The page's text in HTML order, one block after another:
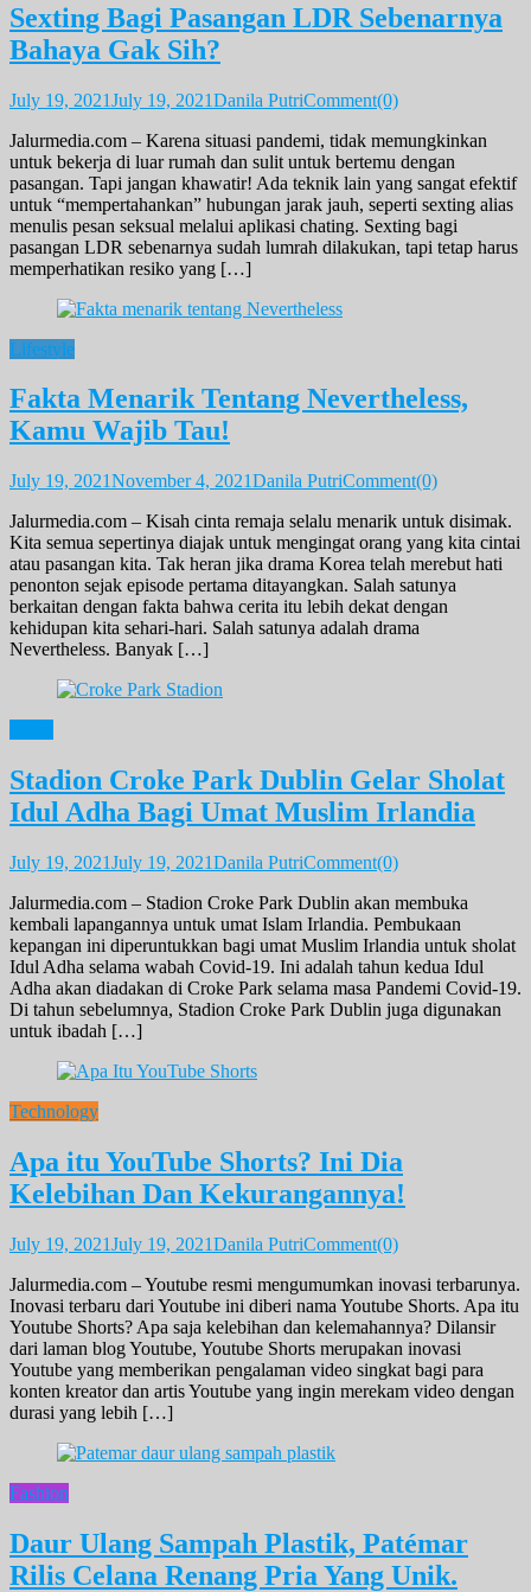
Sexting Bagi Pasangan LDR Sebenarnya
Bahaya Gak Sih?
July 19, 2021July 19, 2021Danila PutriComment(0)
Jalurmedia.com – Karena situasi pandemi, tidak memungkinkan
untuk bekerja di luar rumah dan sulit untuk bertemu dengan
pasangan. Tapi jangan khawatir! Ada teknik lain yang sangat efektif
untuk “mempertahankan” hubungan jarak jauh, seperti sexting alias
menulis pesan seksual melalui aplikasi chating. Sexting bagi
pasangan LDR sebenarnya sudah lumrah dilakukan, tapi tetap harus
memperhatikan resiko yang […]
Lifestyle
Fakta Menarik Tentang Nevertheless,
Kamu Wajib Tau!
July 19, 2021November 4, 2021Danila PutriComment(0)
Jalurmedia.com – Kisah cinta remaja selalu menarik untuk disimak.
Kita semua sepertinya diajak untuk mengingat orang yang kita cintai
atau pasangan kita. Tak heran jika drama Korea telah merebut hati
penonton sejak episode pertama ditayangkan. Salah satunya
berkaitan dengan fakta bahwa cerita itu lebih dekat dengan
kehidupan kita sehari-hari. Salah satunya adalah drama
Nevertheless. Banyak […]
Stadion Croke Park Dublin Gelar Sholat
Idul Adha Bagi Umat Muslim Irlandia
July 19, 2021July 19, 2021Danila PutriComment(0)
Jalurmedia.com – Stadion Croke Park Dublin akan membuka
kembali lapangannya untuk umat Islam Irlandia. Pembukaan
kepangan ini diperuntukkan bagi umat Muslim Irlandia untuk sholat
Idul Adha selama wabah Covid-19. Ini adalah tahun kedua Idul
Adha akan diadakan di Croke Park selama masa Pandemi Covid-19.
Di tahun sebelumnya, Stadion Croke Park Dublin juga digunakan
untuk ibadah […]
Technology
Apa itu YouTube Shorts? Ini Dia
Kelebihan Dan Kekurangannya!
July 19, 2021July 19, 2021Danila PutriComment(0)
Jalurmedia.com – Youtube resmi mengumumkan inovasi terbarunya.
Inovasi terbaru dari Youtube ini diberi nama Youtube Shorts. Apa itu
Youtube Shorts? Apa saja kelebihan dan kelemahannya? Dilansir
dari laman blog Youtube, Youtube Shorts merupakan inovasi
Youtube yang memberikan pengalaman video singkat bagi para
konten kreator dan artis Youtube yang ingin merekam video dengan
durasi yang lebih […]
Fashion
Daur Ulang Sampah Plastik, Patémar
Rilis Celana Renang Pria Yang Unik.